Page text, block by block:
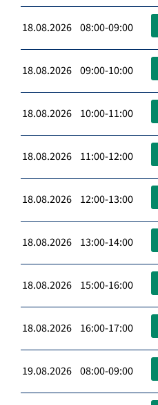
18.08.2026 08:00-09:00
18.08.2026 09:00-10:00
18.08.2026 10:00-11:00
18.08.2026 11:00-12:00
18.08.2026 12:00-13:00
18.08.2026 13:00-14:00
18.08.2026 15:00-16:00
18.08.2026 16:00-17:00
19.08.2026 08:00-09:00